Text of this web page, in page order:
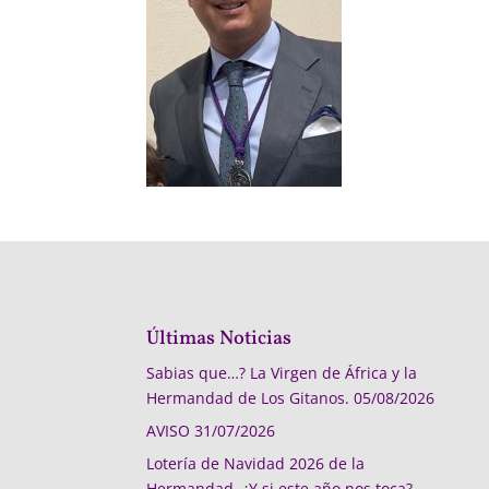
Últimas Noticias
Sabias que…? La Virgen de África y la
Hermandad de Los Gitanos. 05/08/2026
AVISO 31/07/2026
Lotería de Navidad 2026 de la